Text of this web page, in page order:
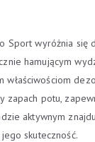
Sport wyróżnia się
hamującym
właściwościom
potu,
aktywnym
skuteczność.